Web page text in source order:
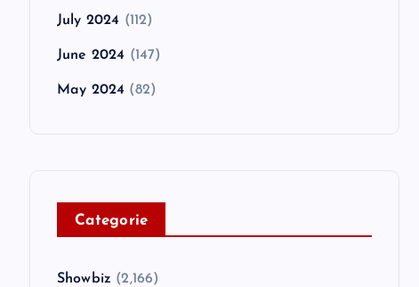
July 2024 (112)
June 2024 (147)
May 2024 (82)
Categorie
Showbiz (2,166)